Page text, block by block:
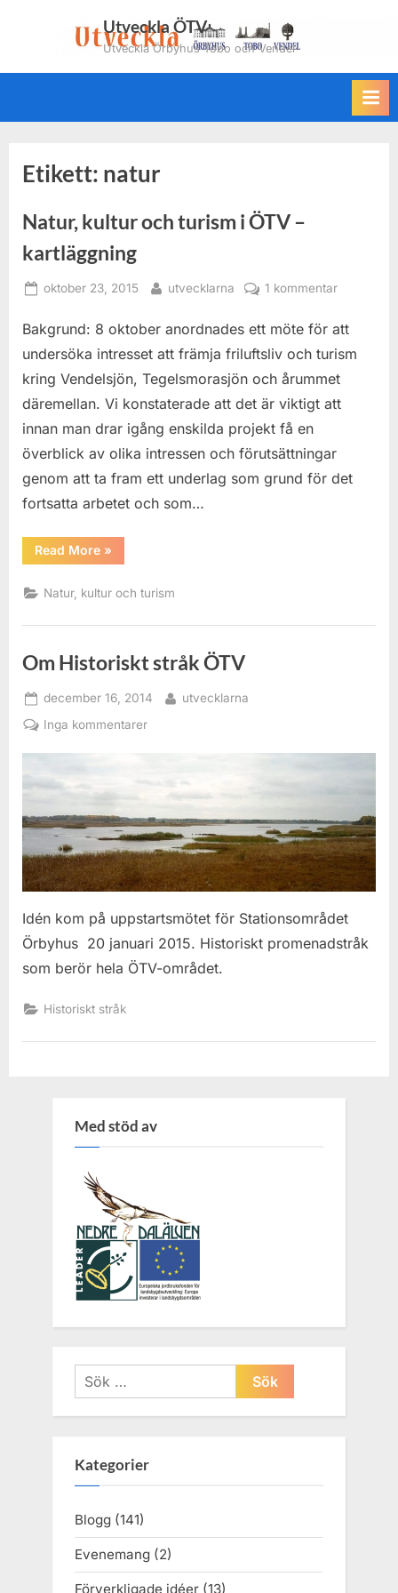
Utveckla ÖTV
Utveckla Örbyhus Tobo och Vendel
Etikett: natur
Natur, kultur och turism i ÖTV –
kartläggning
Posted
oktober 23, 2015 By
utvecklarna 1 kommentartill
kultur
och
ÖTV
Bakgrund: 8 oktober anordnades ett möte för att
undersöka intresset att främja friluftsliv och turism
kring Vendelsjön, Tegelsmorasjön och årummet
däremellan. Vi konstaterade att det är viktigt att
innan man drar igång enskilda projekt få en
överblick av olika intressen och förutsättningar
genom att ta fram ett underlag som grund för det
fortsatta arbetet och som…
Read More“Natur,
kultur
turism
i
–
»
Natur, kultur och turism
Om Historiskt stråk ÖTV
Posted
on
december 16, 2014 By
utvecklarna
Inga kommentarertill
Idén kom på uppstartsmötet för Stationsområdet
Örbyhus 20 januari 2015. Historiskt promenadstråk
som berör hela ÖTV-området.
Historiskt stråk
Med stöd av
Sök
efter:
Kategorier
Blogg (141)
Evenemang (2)
Förverkligade idéer (13)